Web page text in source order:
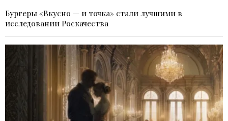
Бургеры «Вкусно — и точка» стали лучшими в
исследовании Роскачества